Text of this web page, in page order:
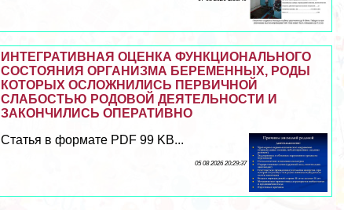
ИНТЕГРАТИВНАЯ ОЦЕНКА ФУНКЦИОНАЛЬНОГО
СОСТОЯНИЯ ОРГАНИЗМА БЕРЕМЕННЫХ, РОДЫ
КОТОРЫХ ОСЛОЖНИЛИСЬ ПЕРВИЧНОЙ
СЛАБОСТЬЮ РОДОВОЙ ДЕЯТЕЛЬНОСТИ И
ЗАКОНЧИЛИСЬ ОПЕРАТИВНО
Статья в формате PDF 99 KB...
05 08 2026 20:29:37